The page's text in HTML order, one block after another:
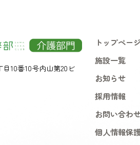
10番10号内山第20ビ
トップページ
施設一覧
お知らせ
採用情報
お問い合わ
個人情報保